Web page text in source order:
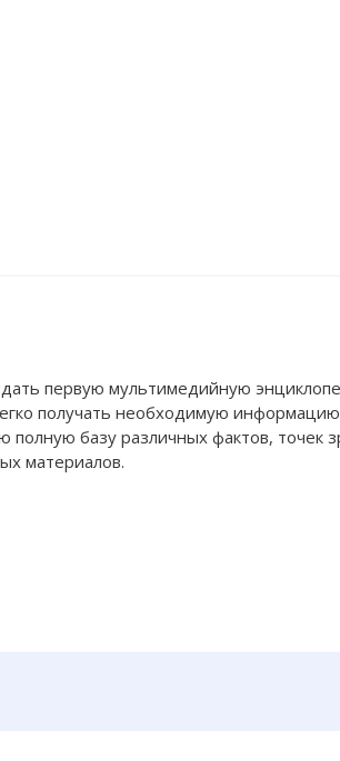
По данным
первую мультимедийную
получать необходимую
полную базу различных фактов, точек
материалов.